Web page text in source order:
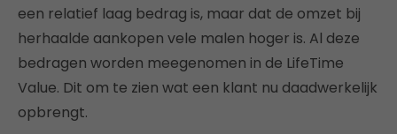
een relatief laag bedrag is, maar dat de omzet bij
herhaalde aankopen vele malen hoger is. Al deze
bedragen worden meegenomen in de LifeTime
Value. Dit om te zien wat een klant nu daadwerkelijk
opbrengt.